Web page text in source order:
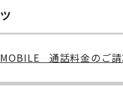
通話料金のご請